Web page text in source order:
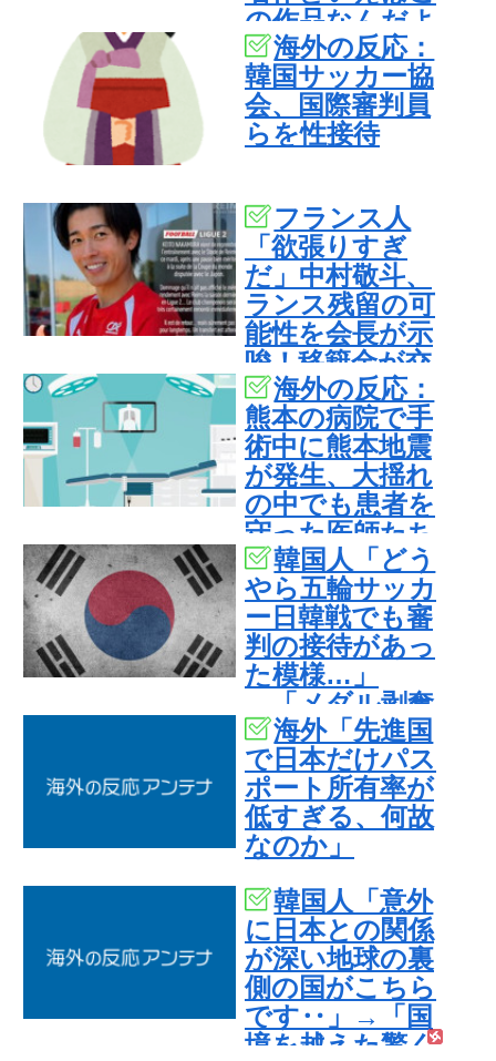
の作品なんだよ
ね・・・！」
【海外の反応】
海外の反応：
韓国サッカー協
会、国際審判員
らを性接待
フランス人
「欲張りすぎ
だ」中村敬斗、
ランス残留の可
能性を会長が示
唆！移籍金が交
渉の壁に..現地サ
ポの本音がこ
れ！【海外の反
応】
海外の反応：
熊本の病院で手
術中に熊本地震
が発生、大揺れ
の中でも患者を
守った医師たち
の対応ぶりに海
外大絶賛
韓国人「どう
やら五輪サッカ
ー日韓戦でも審
判の接待があっ
た模様…」
→「メダル剥奪
なのでは…？
（ﾌﾞﾙﾌﾞﾙ」＝韓
国の反応
海外「先進国
で日本だけパス
ポート所有率が
低すぎる、何故
なのか」
韓国人「意外
に日本との関係
が深い地球の裏
側の国がこちら
です‥」→「国
境を越えた驚く